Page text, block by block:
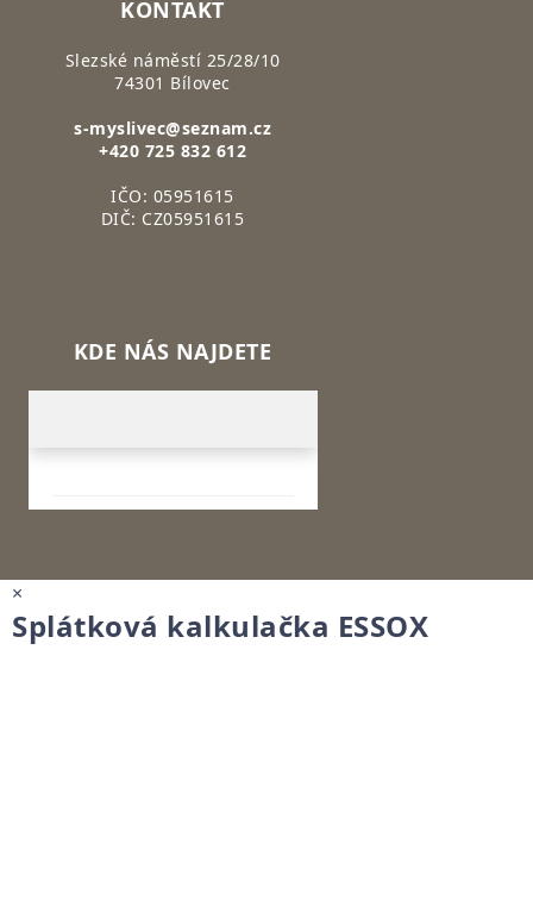
KONTAKT
Slezské náměstí 25/28/10
74301 Bílovec
s-myslivec@seznam.cz
+420 725 832 612
IČO: 05951615
DIČ: CZ05951615
KDE NÁS NAJDETE
×
Splátková kalkulačka ESSOX